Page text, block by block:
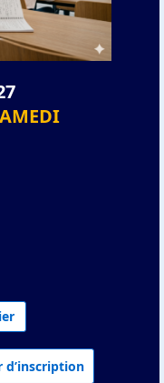
d’inscription